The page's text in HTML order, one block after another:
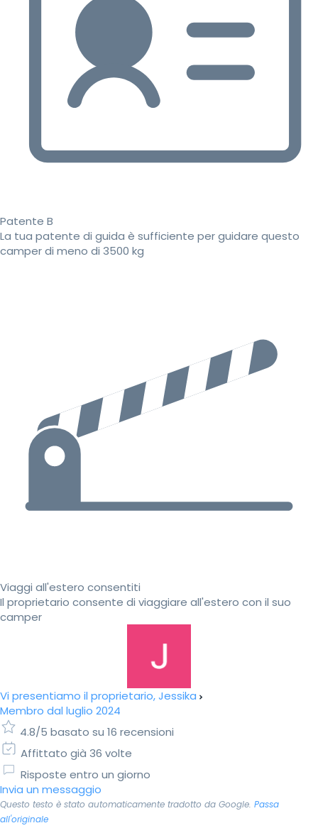
Patente B
La tua patente di guida è sufficiente per guidare questo
camper di meno di 3500 kg
Viaggi all'estero consentiti
Il proprietario consente di viaggiare all'estero con il suo
camper
Vi presentiamo il proprietario, Jessika
Membro dal luglio 2024
4.8/5 basato su 16 recensioni
Affittato già 36 volte
Risposte entro un giorno
Invia un messaggio
Questo testo è stato automaticamente tradotto da Google. Passa
all'originale